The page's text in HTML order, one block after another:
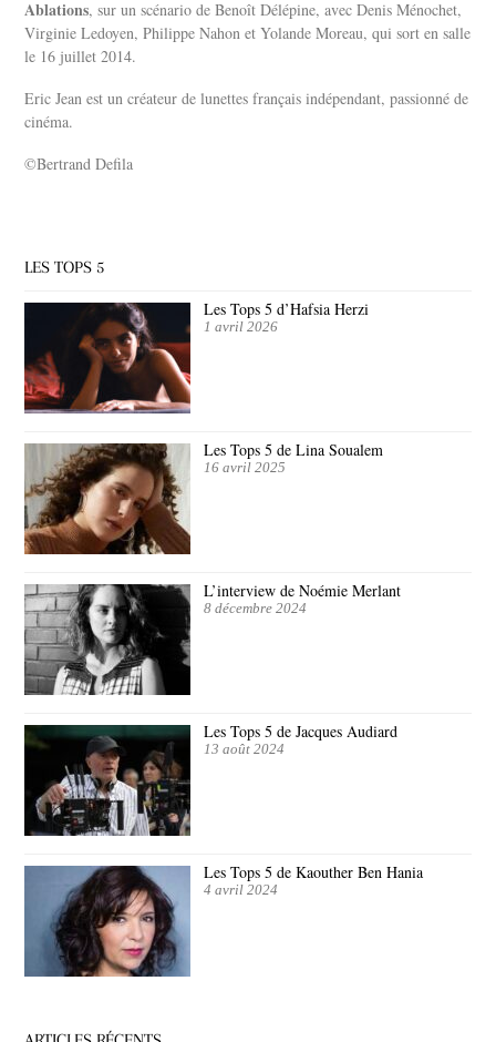
Ablations, sur un scénario de Benoît Délépine, avec Denis Ménochet,
Virginie Ledoyen, Philippe Nahon et Yolande Moreau, qui sort en salle
le 16 juillet 2014.
Eric Jean est un créateur de lunettes français indépendant, passionné de
cinéma.
©Bertrand Defila
LES TOPS 5
Les Tops 5 d’Hafsia Herzi
1 avril 2026
Les Tops 5 de Lina Soualem
16 avril 2025
L’interview de Noémie Merlant
8 décembre 2024
Les Tops 5 de Jacques Audiard
13 août 2024
Les Tops 5 de Kaouther Ben Hania
4 avril 2024